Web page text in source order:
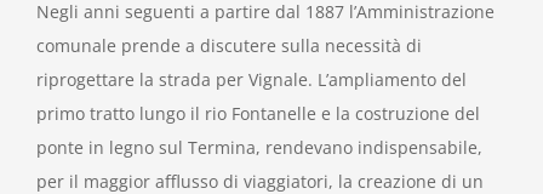
Negli anni seguenti a partire dal 1887 l’Amministrazione
comunale prende a discutere sulla necessità di
riprogettare la strada per Vignale. L’ampliamento del
primo tratto lungo il rio Fontanelle e la costruzione del
ponte in legno sul Termina, rendevano indispensabile,
per il maggior afflusso di viaggiatori, la creazione di un